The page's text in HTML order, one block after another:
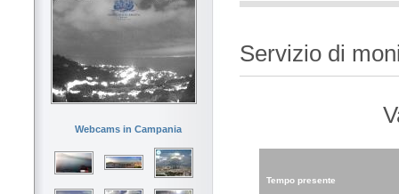
Webcams in Campania
Servizio di
Tempo presente